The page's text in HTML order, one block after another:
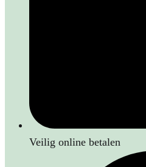
Veilig online betalen